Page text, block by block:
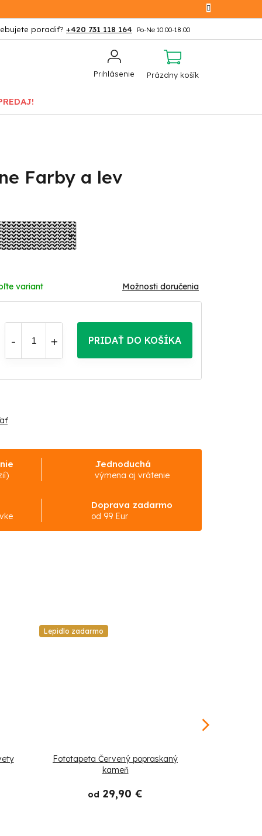
+420 731 118 164
Prihlásenie
NÁKUPNÝ
Prázdny košík
Farby a lev
variant Možnosti doručenia
PRIDAŤ DO KOŠÍKA
Jednoduchá
výmena aj vrátenie
Doprava zadarmo
od 99 Eur
Lepidlo zadarmo
Fototapeta Červený popraskaný
kameň
od 29,90 €